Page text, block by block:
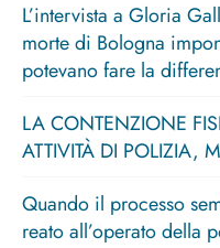
L’intervista a Gloria
morte di Bologna
potevano fare la
LA CONTENZIONE
ATTIVITÀ DI POLIZIA,
Quando il processo
reato all’operato della